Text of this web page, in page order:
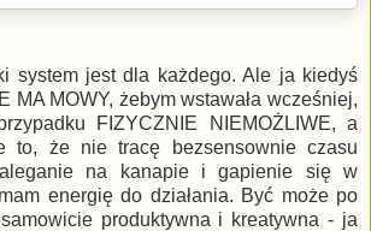
system jest dla każdego. Ale ja kiedyś
MA MOWY, żebym wstawała wcześniej,
FIZYCZNIE NIEMOŻLIWE, a
to, że nie tracę bezsensownie czasu
na kanapie i gapienie się w
energię do działania. Być może po
produktywna i kreatywna - ja